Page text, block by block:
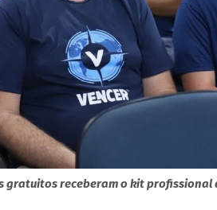
gratuitos receberam o kit